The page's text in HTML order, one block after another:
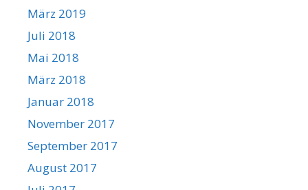
März 2019
Juli 2018
Mai 2018
März 2018
Januar 2018
November 2017
September 2017
August 2017